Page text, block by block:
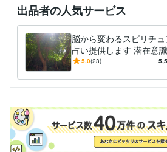
＊問い合わせに長文で悩みを書いてくる人の
ん。
ヒーリングエネルギーを送る時間帯（遠隔）
９：００
１１：００
１３：００
１４：００
出品者の人気サービス
脳から変わるスピリチ
占い提供します 潜在意
らクリーニングして悩
5.0(23)